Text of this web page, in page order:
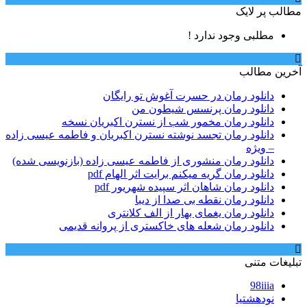
مطالب پر لایک
مطلبی وجود ندارد !
آخرین مطالب
دانلود رمان در حسرت آغوش تو رایگان
دانلود رمان پرنسس شیطون من
دانلود رمان مخمور شب از نسترن اکبریان نسخه
دانلود رمان تجسد نوشته نسترن اکبریان و فاطمه عیسی زاده
– ویژه
دانلود رمان منشوری از فاطمه عیسی زاده (بازنویسی شده)
دانلود رمان گریه میکنم برایت اثر الهام pdf
دانلود رمان شاهان اثر سپیده شهریور pdf
دانلود رمان نقطه بی صدا از دیبا
دانلود رمان یغمای بهار از الف کلانتری
دانلود رمان شعله های خاکستری از پروانه قدیمی
تبلیغات متنی
98iiia
نودهشتیا